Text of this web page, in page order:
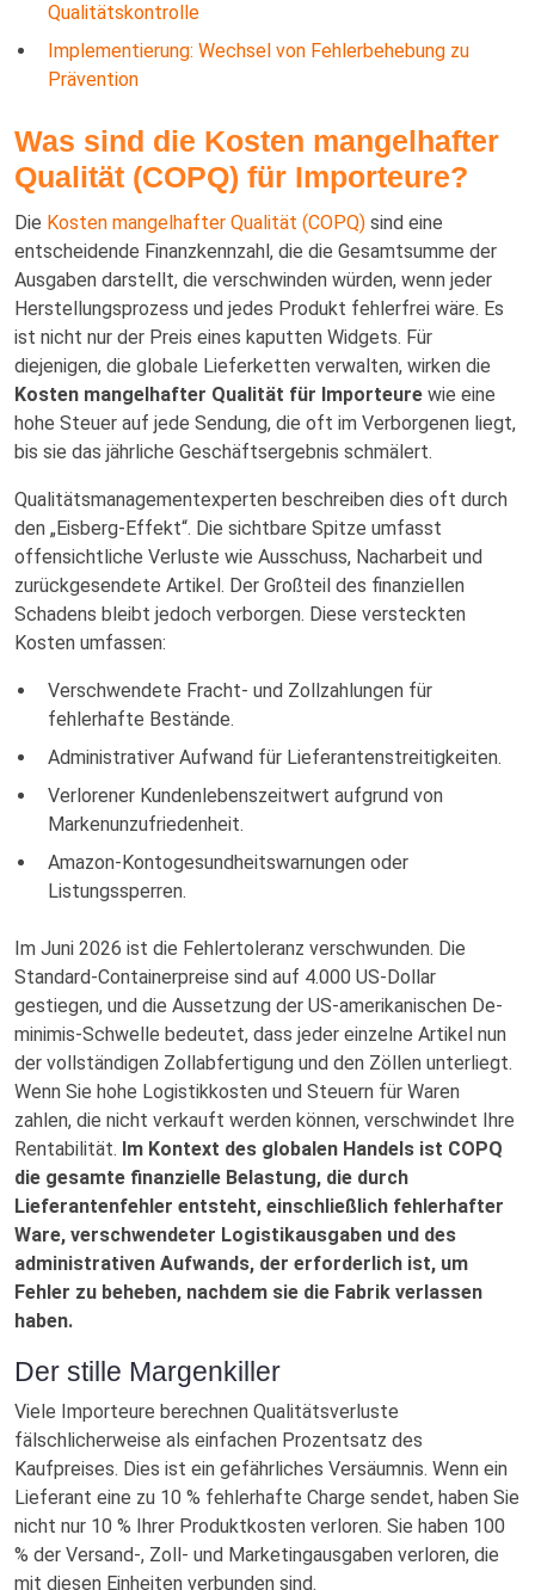
Qualitätskontrolle
Implementierung: Wechsel von Fehlerbehebung zu
Prävention
Was sind die Kosten mangelhafter
Qualität (COPQ) für Importeure?
Die Kosten mangelhafter Qualität (COPQ) sind eine
entscheidende Finanzkennzahl, die die Gesamtsumme der
Ausgaben darstellt, die verschwinden würden, wenn jeder
Herstellungsprozess und jedes Produkt fehlerfrei wäre. Es
ist nicht nur der Preis eines kaputten Widgets. Für
diejenigen, die globale Lieferketten verwalten, wirken die
Kosten mangelhafter Qualität für Importeure wie eine
hohe Steuer auf jede Sendung, die oft im Verborgenen liegt,
bis sie das jährliche Geschäftsergebnis schmälert.
Qualitätsmanagementexperten beschreiben dies oft durch
den „Eisberg-Effekt“. Die sichtbare Spitze umfasst
offensichtliche Verluste wie Ausschuss, Nacharbeit und
zurückgesendete Artikel. Der Großteil des finanziellen
Schadens bleibt jedoch verborgen. Diese versteckten
Kosten umfassen:
Verschwendete Fracht- und Zollzahlungen für
fehlerhafte Bestände.
Administrativer Aufwand für Lieferantenstreitigkeiten.
Verlorener Kundenlebenszeitwert aufgrund von
Markenunzufriedenheit.
Amazon-Kontogesundheitswarnungen oder
Listungssperren.
Im Juni 2026 ist die Fehlertoleranz verschwunden. Die
Standard-Containerpreise sind auf 4.000 US-Dollar
gestiegen, und die Aussetzung der US-amerikanischen De-
minimis-Schwelle bedeutet, dass jeder einzelne Artikel nun
der vollständigen Zollabfertigung und den Zöllen unterliegt.
Wenn Sie hohe Logistikkosten und Steuern für Waren
zahlen, die nicht verkauft werden können, verschwindet Ihre
Rentabilität. Im Kontext des globalen Handels ist COPQ
die gesamte finanzielle Belastung, die durch
Lieferantenfehler entsteht, einschließlich fehlerhafter
Ware, verschwendeter Logistikausgaben und des
administrativen Aufwands, der erforderlich ist, um
Fehler zu beheben, nachdem sie die Fabrik verlassen
haben.
Der stille Margenkiller
Viele Importeure berechnen Qualitätsverluste
fälschlicherweise als einfachen Prozentsatz des
Kaufpreises. Dies ist ein gefährliches Versäumnis. Wenn ein
Lieferant eine zu 10 % fehlerhafte Charge sendet, haben Sie
nicht nur 10 % Ihrer Produktkosten verloren. Sie haben 100
% der Versand-, Zoll- und Marketingausgaben verloren, die
mit diesen Einheiten verbunden sind.